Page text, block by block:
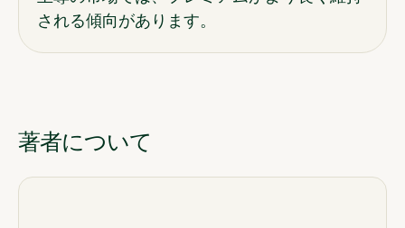
される傾向があります。
著者について